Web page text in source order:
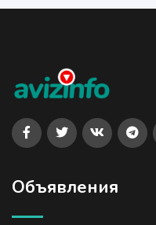
Объявления